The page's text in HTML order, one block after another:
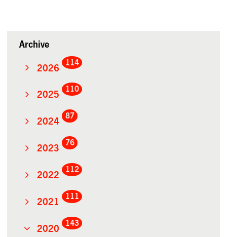
Archive
2026
114
2025
110
2024
87
2023
76
2022
112
2021
111
2020
143